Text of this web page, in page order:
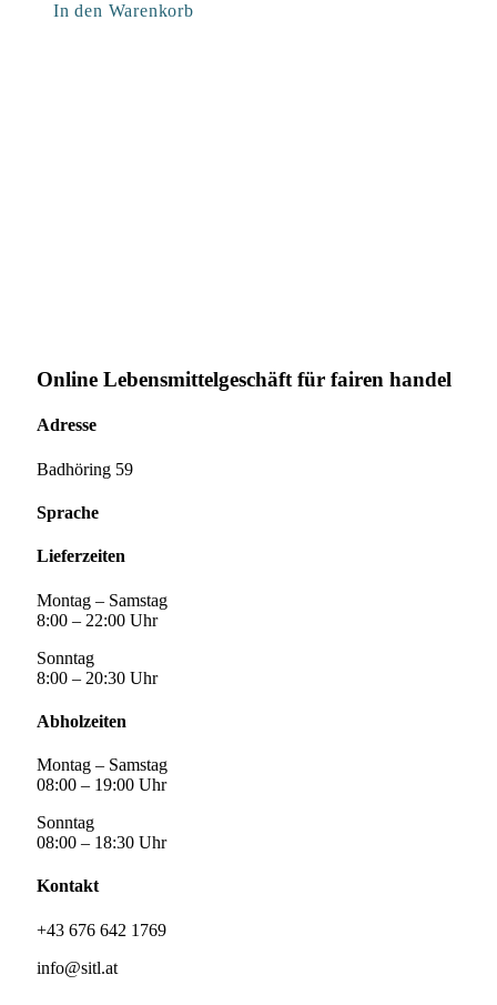
In den Warenkorb
Online Lebensmittelgeschäft für fairen handel
Adresse
Badhöring 59
Sprache
Lieferzeiten
Montag – Samstag
8:00 – 22:00 Uhr
Sonntag
8:00 – 20:30 Uhr
Abholzeiten
Montag – Samstag
08:00 – 19:00 Uhr
Sonntag
08:00 – 18:30 Uhr
Kontakt
+43 676 642 1769
info@sitl.at